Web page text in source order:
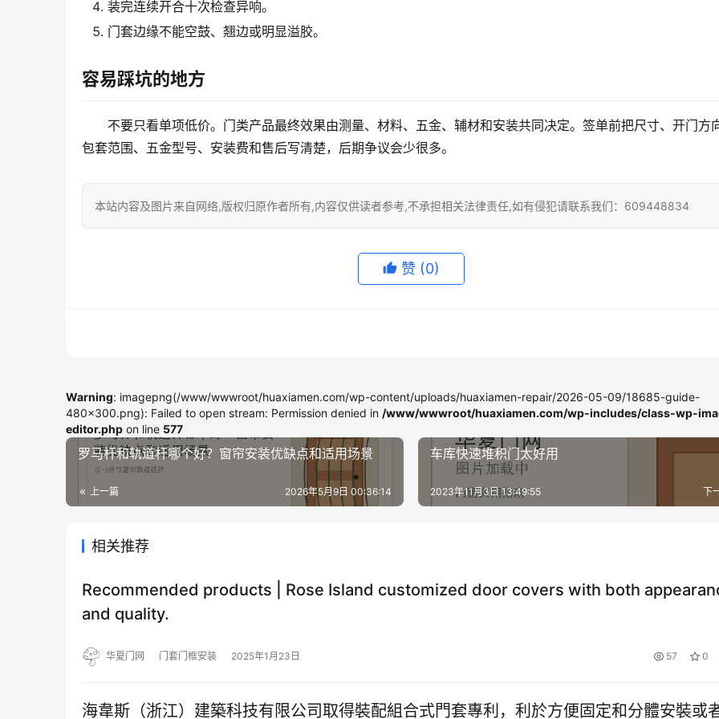
装完连续开合十次检查异响。
门套边缘不能空鼓、翘边或明显溢胶。
容易踩坑的地方
不要只看单项低价。门类产品最终效果由测量、材料、五金、辅材和安装共同决定。签单前把尺寸、开门方
包套范围、五金型号、安装费和售后写清楚，后期争议会少很多。
本站内容及图片来自网络,版权归原作者所有,内容仅供读者参考,不承担相关法律责任,如有侵犯请联系我们：609448834
赞 (0)
Warning: imagepng(/www/wwwroot/huaxiamen.com/wp-content/uploads/huaxiamen-repair/2026-05-09/18685-guide-
480x300.png): Failed to open stream: Permission denied in /www/wwwroot/huaxiamen.com/wp-includes/class-wp-
editor.php on line 577
罗马杆和轨道杆哪个好？窗帘安装优缺点和适用场景
上一篇 2026年5月9日 00:36:14
车库快速堆积门太好用
下
2023年11月3日 13:49:55
相关推荐
Recommended products | Rose Island customized door covers with both
and quality.
华夏门网 门套门框安装 2025年1月23日 57 0
海韋斯（浙江）建築科技有限公司取得裝配組合式門套專利，利於方便固定和分體安裝或